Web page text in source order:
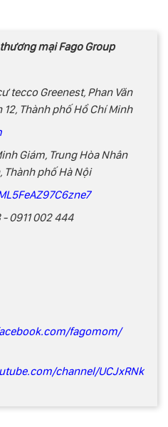
mại Fago Group
tecco Greenest, Phan Văn
12, Thành phố Hồ Chí Minh
Giám, Trung Hòa Nhân
Thành phố Hà Nội
0911 002 444
fagomom/
channel/UCJxRNk